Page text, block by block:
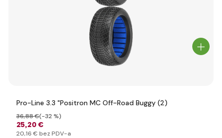
Pro-Line 3.3 "Positron MC Off-Road Buggy (2)
25,20 €
36,88 €(-32 %)
20,16 € bez PDV-a